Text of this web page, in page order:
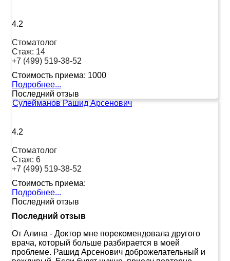
4.2
Стоматолог
Стаж: 14
+7 (499) 519-38-52
Стоимость приема: 1000
Подробнее...
Последний отзыв
Сулейманов Рашид Арсенович
4.2
Стоматолог
Стаж: 6
+7 (499) 519-38-52
Стоимость приема:
Подробнее...
Последний отзыв
Последний отзыв
От Алина - Доктор мне порекомендовала другого
врача, который больше разбирается в моей
проблеме. Рашид Арсенович доброжелательный и